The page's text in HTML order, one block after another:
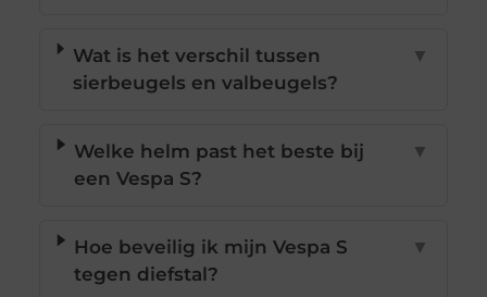
Wat is het verschil tussen
sierbeugels en valbeugels?
▼
Welke helm past het beste bij
een Vespa S?
▼
Hoe beveilig ik mijn Vespa S
tegen diefstal?
▼